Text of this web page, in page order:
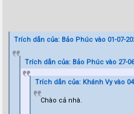
Trích dẫn của: Bảo Phúc vào 01-07-
Trích dẫn của: Bảo Phúc vào 27-
Trích dẫn của: Khánh Vy vào
Chào cả nhà.